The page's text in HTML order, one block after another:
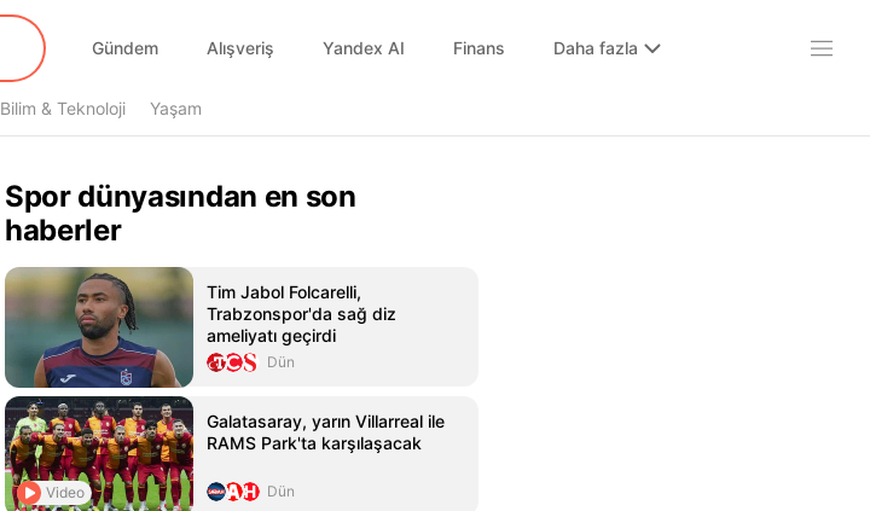
Gündem Alışveriş Yandex AI Finans Daha fazla
Bilim & Teknoloji Yaşam
Spor dünyasından en son
haberler
Tim Jabol Folcarelli,
Trabzonspor'da sağ diz
ameliyatı geçirdi
Dün
Video
Galatasaray, yarın Villarreal ile
RAMS Park'ta karşılaşacak
Dün